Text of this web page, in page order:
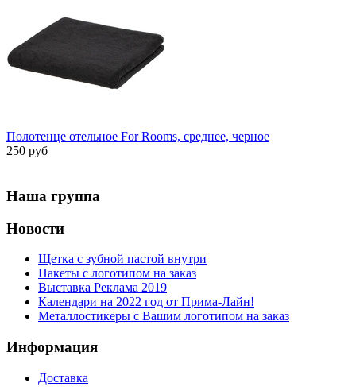
Полотенце отельное For Rooms, среднее, черное
250 руб
Наша группа
Новости
Щетка с зубной пастой внутри
Пакеты с логотипом на заказ
Выставка Реклама 2019
Календари на 2022 год от Прима-Лайн!
Металлостикеры с Вашим логотипом на заказ
Информация
Доставка